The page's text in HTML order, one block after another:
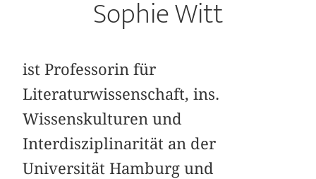
Sophie Witt
ist Professorin für
Literaturwissenschaft, ins.
Wissenskulturen und
Interdisziplinarität an der
Universität Hamburg und